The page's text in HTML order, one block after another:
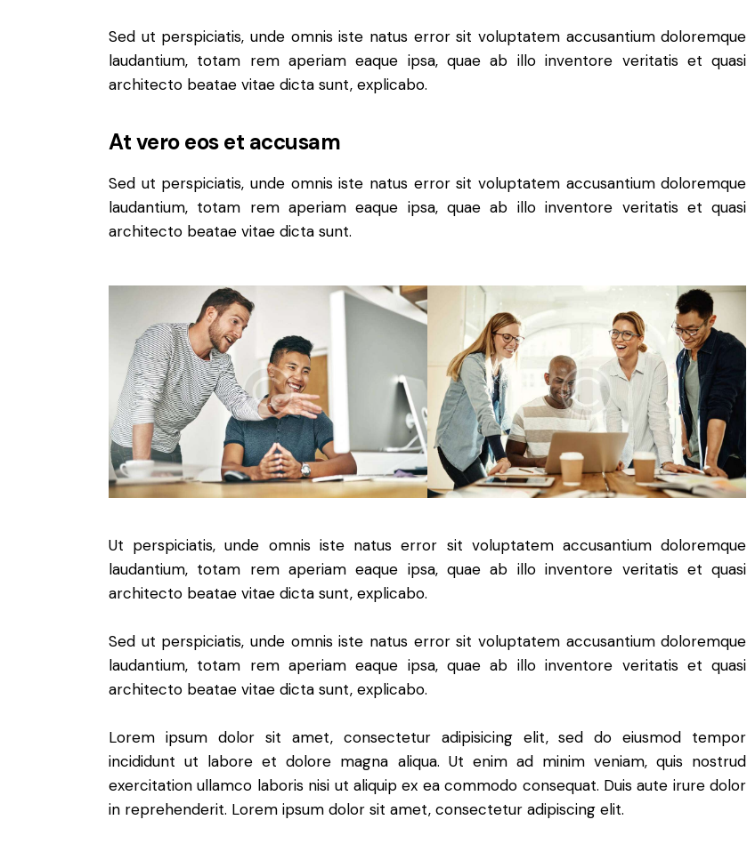
Sed ut perspiciatis, unde omnis iste natus error sit voluptatem accusantium doloremque
laudantium, totam rem aperiam eaque ipsa, quae ab illo inventore veritatis et quasi
architecto beatae vitae dicta sunt, explicabo.
At vero eos et accusam
Sed ut perspiciatis, unde omnis iste natus error sit voluptatem accusantium doloremque
laudantium, totam rem aperiam eaque ipsa, quae ab illo inventore veritatis et quasi
architecto beatae vitae dicta sunt.
Ut perspiciatis, unde omnis iste natus error sit voluptatem accusantium doloremque
laudantium, totam rem aperiam eaque ipsa, quae ab illo inventore veritatis et quasi
architecto beatae vitae dicta sunt, explicabo.
Sed ut perspiciatis, unde omnis iste natus error sit voluptatem accusantium doloremque
laudantium, totam rem aperiam eaque ipsa, quae ab illo inventore veritatis et quasi
architecto beatae vitae dicta sunt, explicabo.
Lorem ipsum dolor sit amet, consectetur adipisicing elit, sed do eiusmod tempor
incididunt ut labore et dolore magna aliqua. Ut enim ad minim veniam, quis nostrud
exercitation ullamco laboris nisi ut aliquip ex ea commodo consequat. Duis aute irure dolor
in reprehenderit. Lorem ipsum dolor sit amet, consectetur adipiscing elit.